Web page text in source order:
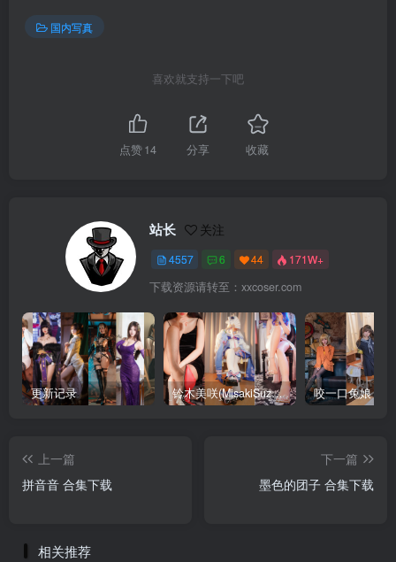
国内写真
喜欢就支持一下吧
点赞14 分享 收藏
站长 关注
4557 6 44 171W+
下载资源请转至：xxcoser.com
更新记录 铃木美咲(MisakiSuzuki) 合集下载 咬一口兔娘 合
上一篇
拼音音 合集下载
下一篇
墨色的团子 合集下载
相关推荐